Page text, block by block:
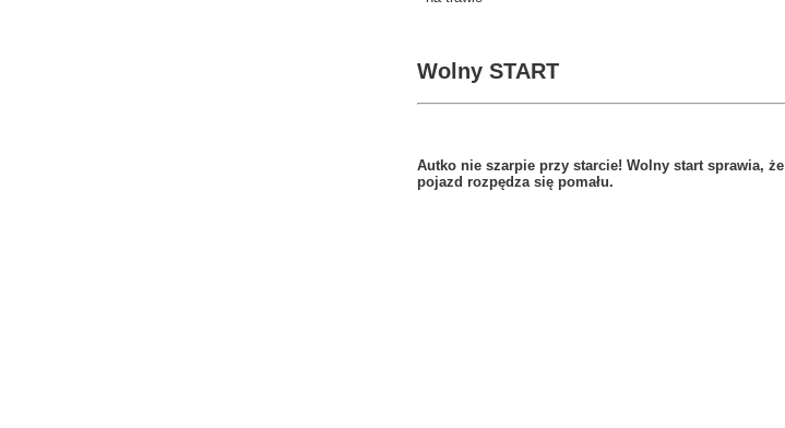
Wolny START
Autko nie szarpie przy starcie! Wolny start sprawia, że
pojazd rozpędza się pomału.